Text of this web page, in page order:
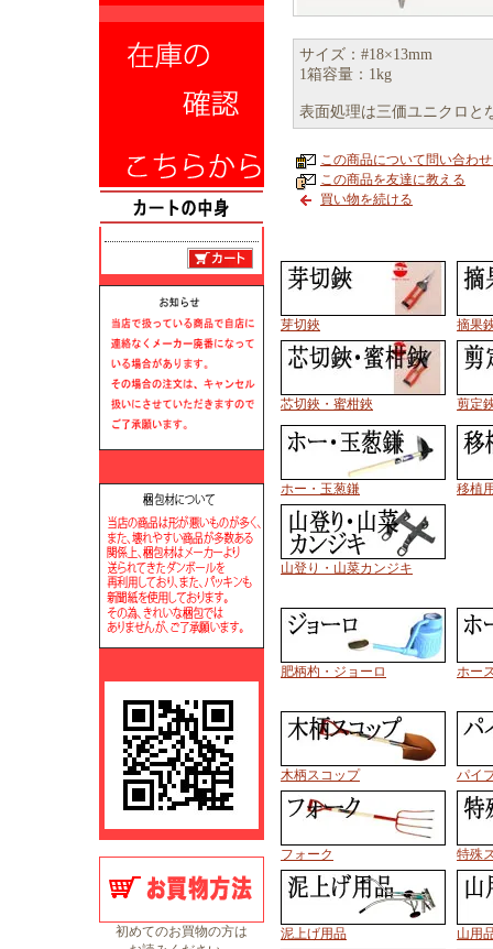
初めてのお買物の方は
サイズ：#18×13mm
1箱容量：1kg
表面処理は三価ユニクロと
この商品について問い合わ
この商品を友達に教える
買い物を続ける
芽切鋏 摘果
芯切鋏・蜜柑鋏 剪定
ホー・玉葱鎌 移植
山登り・山菜カンジキ
肥柄杓・ジョーロ ホー
木柄スコップ パイ
フォーク 特殊
泥上げ用品 山用